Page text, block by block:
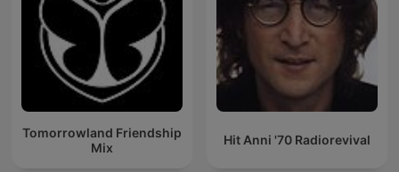
Tomorrowland Friendship
Mix
Hit Anni '70 Radiorevival